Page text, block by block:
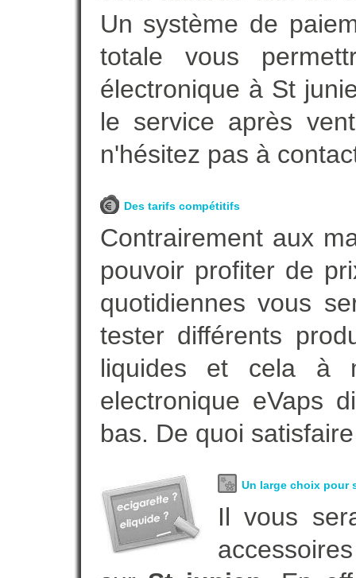
Un système de
totale vous
électronique à St
le service après
n'hésitez pas à
Des tarifs compétitifs
Contrairement aux
pouvoir profiter de
quotidiennes vous
tester différents
liquides et cela à
electronique eVaps
bas. De quoi
Un large choix pour
Il vous